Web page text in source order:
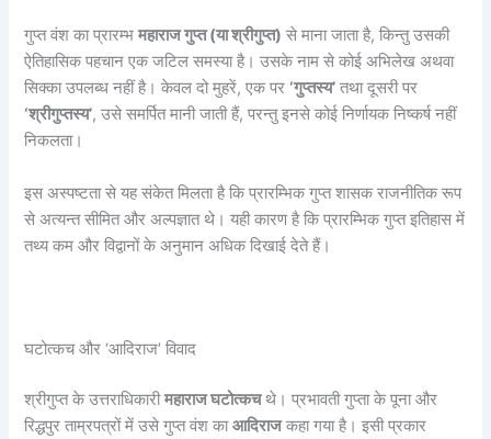
गुप्त वंश का प्रारम्भमहाराज गुप्त (या श्रीगुप्त) से माना जाता है, किन्तु उसकी
ऐतिहासिक पहचान एक जटिल समस्या है। उसके नाम से कोई अभिलेख अथवा
सिक्का उपलब्ध नहीं है। केवल दो मुहरें, एक पर ‘गुप्तस्य’ तथा दूसरी पर
‘श्रीगुप्तस्य’, उसे समर्पित मानी जाती हैं, परन्तु इनसे कोई निर्णायक निष्कर्ष नहीं
निकलता।
इस अस्पष्टता से यह संकेत मिलता है कि प्रारम्भिक गुप्त शासक राजनीतिक रूप
से अत्यन्त सीमित और अल्पज्ञात थे। यही कारण है कि प्रारम्भिक गुप्त इतिहास में
तथ्य कम और विद्वानों के अनुमान अधिक दिखाई देते हैं।
घटोत्कच और ‘आदिराज’ विवाद
श्रीगुप्त के उत्तराधिकारीमहाराज घटोत्कचथे। प्रभावती गुप्ता के पूना और
रिद्धपुर ताम्रपत्रों में उसे गुप्त वंश काआदिराजकहा गया है। इसी प्रकार